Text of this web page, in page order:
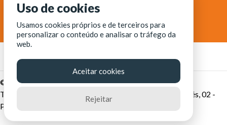
© Fortaleza Digital || CITINOVA - Fundação de Ciência,
Tecnologia e Inovação de Fortaleza - Rua dos Tremembés, 02 -
Praia de Iracema - Fortaleza-CE
Uso de cookies
Usamos cookies próprios e de terceiros para
personalizar o conteúdo e analisar o tráfego da
web.
Aceitar cookies
Rejeitar